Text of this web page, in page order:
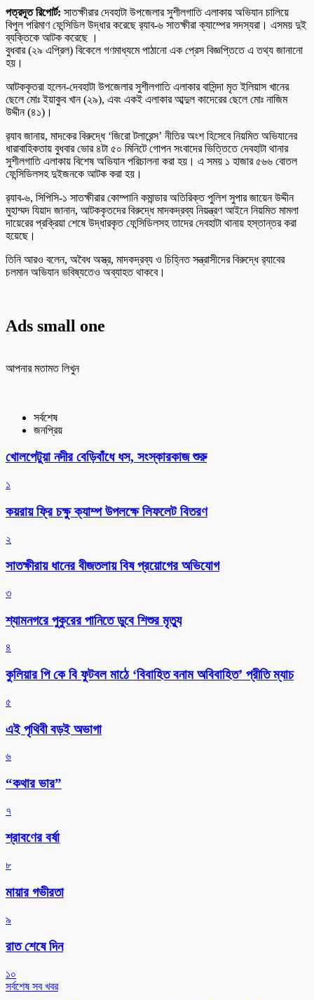
পত্রদূত রিপোর্ট: সাতক্ষীরার দেবহাটা উপজেলার সুশীলগাতি এলাকায় অভিযান চালিয়ে
বিপুল পরিমাণ ফেন্সিডিল উদ্ধার করেছে র‌্যাব-৬ সাতক্ষীরা ক্যাম্পের সদস্যরা। এসময় দুই
ব্যক্তিকে আটক করেছে ।
বুধবার (২৯ এপ্রিল) বিকেলে গণমাধ্যমে পাঠানো এক প্রেস বিজ্ঞপ্তিতে এ তথ্য জানানো
হয়।
আটককৃতরা হলেন-দেবহাটা উপজেলার সুশীলগাতি এলাকার বাসিন্দা মৃত ইলিয়াস খানের
ছেলে মোঃ ইয়াকুব খান (২৯), এবং একই এলাকার আব্দুল কাদেরের ছেলে মোঃ নাজিম
উদ্দীন (৪১)।
র‌্যাব জানায়, মাদকের বিরুদ্ধে ‘জিরো টলারেন্স’ নীতির অংশ হিসেবে নিয়মিত অভিযানের
ধারাবাহিকতায় বুধবার ভোর ৪টা ৫০ মিনিটে গোপন সংবাদের ভিত্তিতে দেবহাটা থানার
সুশীলগাতি এলাকায় বিশেষ অভিযান পরিচালনা করা হয়। এ সময় ১ হাজার ৫৬৬ বোতল
ফেন্সিডিলসহ দুইজনকে আটক করা হয়।
র‌্যাব-৬, সিপিসি-১ সাতক্ষীরার কোম্পানি কমান্ডার অতিরিক্ত পুলিশ সুপার জায়েন উদ্দীন
মুহাম্মদ যিয়াদ জানান, আটককৃতদের বিরুদ্ধে মাদকদ্রব্য নিয়ন্ত্রণ আইনে নিয়মিত মামলা
দায়েরের প্রক্রিয়া শেষে উদ্ধারকৃত ফেন্সিডিলসহ তাদের দেবহাটা থানায় হস্তান্তর করা
হয়েছে।
তিনি আরও বলেন, অবৈধ অস্ত্র, মাদকদ্রব্য ও চিহ্নিত সন্ত্রাসীদের বিরুদ্ধে র‌্যাবের
চলমান অভিযান ভবিষ্যতেও অব্যাহত থাকবে।
Ads small one
আপনার মতামত লিখুন
সর্বশেষ
জনপ্রিয়
খোলপেটুয়া নদীর বেড়িবাঁধে ধস, সংস্কারকাজ শুরু
১
কয়রায় ফ্রি চক্ষু ক্যাম্প উপলক্ষে লিফলেট বিতরণ
২
সাতক্ষীরায় ধানের বীজতলায় বিষ প্রয়োগের অভিযোগ
৩
শ্যামনগরে পুকুরের পানিতে ডুবে শিশুর মৃত্যু
৪
কুলিয়ার পি কে বি ফুটবল মাঠে ‘বিবাহিত বনাম অবিবাহিত’ প্রীতি ম্যাচ
৫
এই পৃথিবী বড়ই অভাগা
৬
“কথার ভার”
৭
শ্রাবণের বর্ষা
৮
মায়ার গভীরতা
৯
রাত শেষে দিন
১০
সর্বশেষ সব খবর